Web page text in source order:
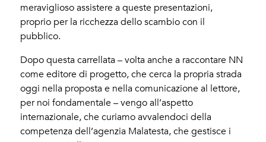
meraviglioso assistere a queste presentazioni,
proprio per la ricchezza dello scambio con il
pubblico.
Dopo questa carrellata – volta anche a raccontare NN
come editore di progetto, che cerca la propria strada
oggi nella proposta e nella comunicazione al lettore,
per noi fondamentale – vengo all’aspetto
internazionale, che curiamo avvalendoci della
competenza dell’agenzia Malatesta, che gestisce i